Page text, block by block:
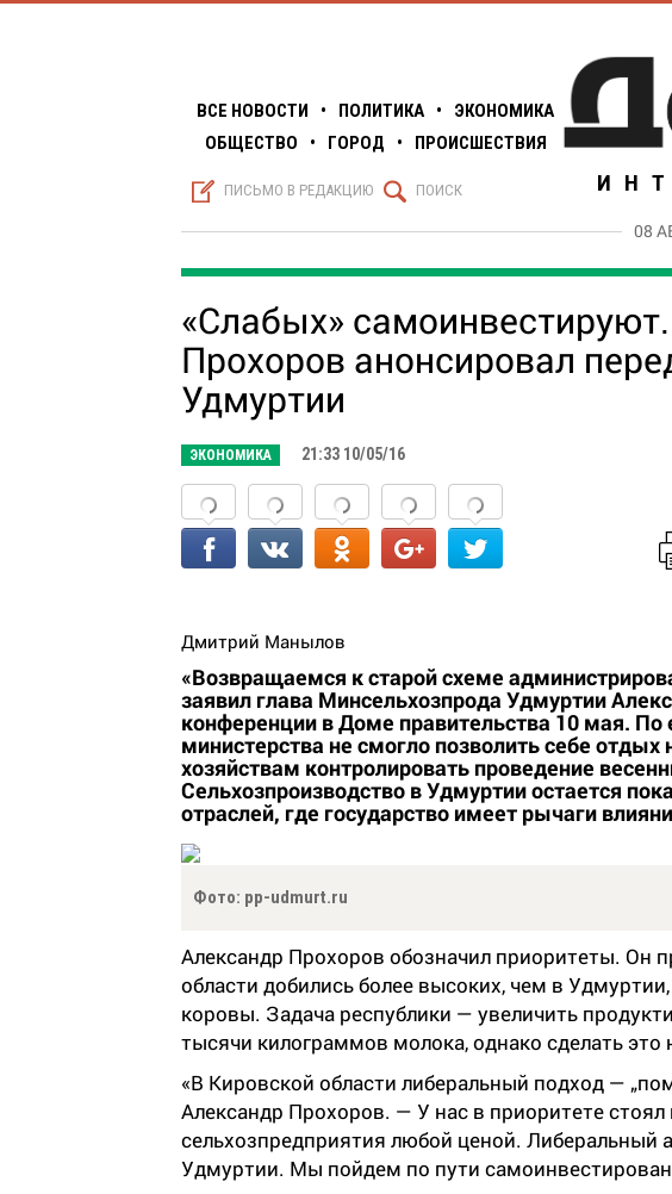
ВСЕ НОВОСТИ • ПОЛИТИКА •
ЭКОНОМИКА
ОБЩЕСТВО
• ГОРОД • ПРОИСШЕСТВИЯ
S ПИСЬМО В РЕДАКЦИЮ Q ПОИСК
08
«Слабых»
Прохоров анонсировал
Удмуртии
ЭКОНОМИКА 21:33 10/05/16
Дмитрий Манылов
«Возвращаемся к старой схеме
заявил глава Минсельхозпрода Удмуртии
конференции в Доме правительства 10 мая. По
министерства не смогло позволить себе
хозяйствам контролировать проведение
Сельхозпроизводство в Удмуртии остается
отраслей, где государство имеет рычаги
Фото: pp-udmurt.ru
Александр Прохоров обозначил приоритеты. Он
области добились более высоких, чем в
коровы. Задача республики — увеличить
тысячи килограммов молока, однако сделать это
«В Кировской области либеральный подход —
Александр Прохоров. — У нас в приоритете
сельхозпредприятия любой ценой. Либеральный
Удмуртии. Мы пойдем по пути